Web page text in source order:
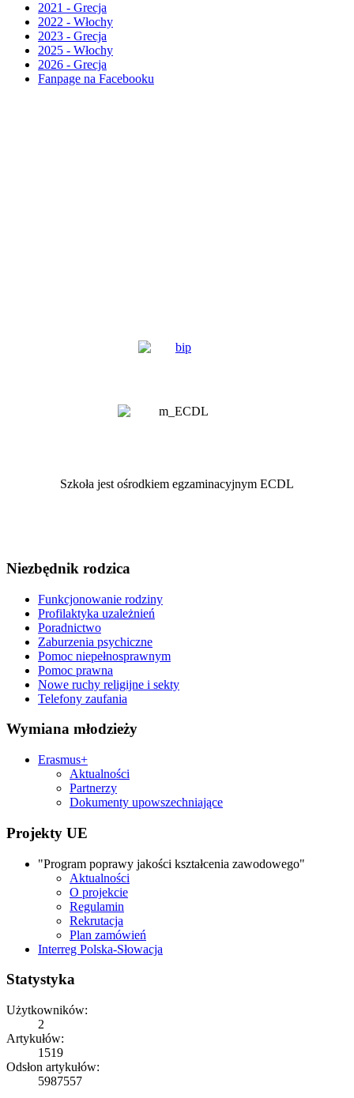
2021 - Grecja
2022 - Włochy
2023 - Grecja
2025 - Włochy
2026 - Grecja
Fanpage na Facebooku
Szkoła jest ośrodkiem egzaminacyjnym ECDL
Niezbędnik rodzica
Funkcjonowanie rodziny
Profilaktyka uzależnień
Poradnictwo
Zaburzenia psychiczne
Pomoc niepełnosprawnym
Pomoc prawna
Nowe ruchy religijne i sekty
Telefony zaufania
Wymiana młodzieży
Erasmus+
Aktualności
Partnerzy
Dokumenty upowszechniające
Projekty UE
"Program poprawy jakości kształcenia zawodowego"
Aktualności
O projekcie
Regulamin
Rekrutacja
Plan zamówień
Interreg Polska-Słowacja
Statystyka
Użytkowników:
2
Artykułów:
1519
Odsłon artykułów:
5987557